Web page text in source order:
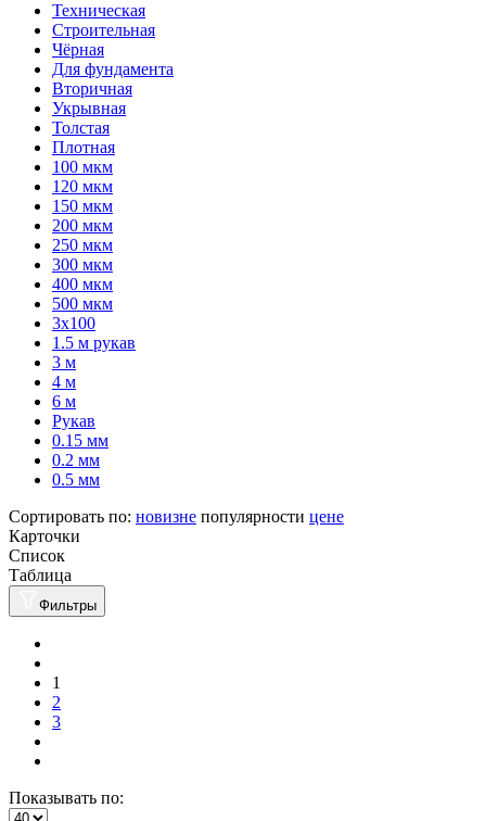
Техническая
Строительная
Чёрная
Для фундамента
Вторичная
Укрывная
Толстая
Плотная
100 мкм
120 мкм
150 мкм
200 мкм
250 мкм
300 мкм
400 мкм
500 мкм
3х100
1.5 м рукав
3 м
4 м
6 м
Рукав
0.15 мм
0.2 мм
0.5 мм
Сортировать по: новизне популярности цене
Карточки
Список
Таблица
Фильтры
1
2
3
Показывать по: